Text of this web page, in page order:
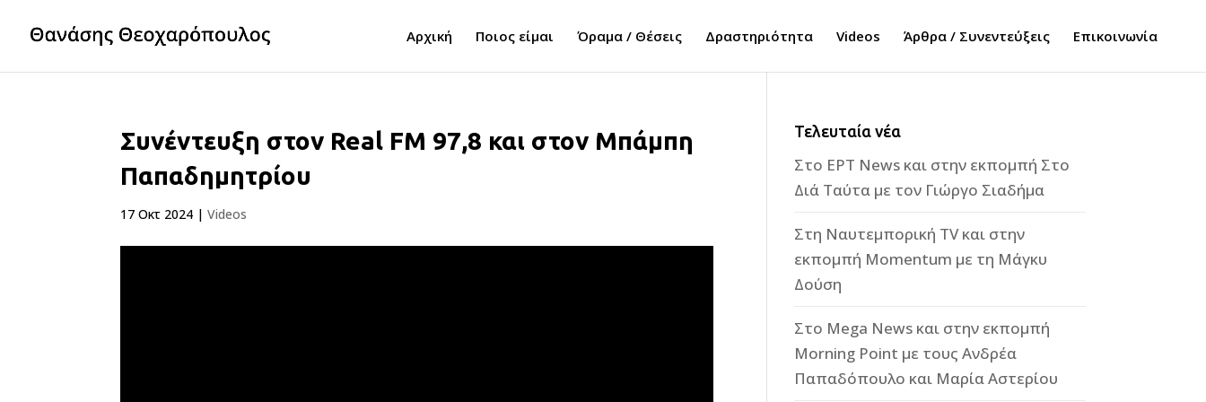
Αρχική Ποιος είμαι Όραμα / Θέσεις Δραστηριότητα Videos Άρθρα / Συνεντεύξεις Επικοινωνία
Συνέντευξη στον Real FM 97,8 και στον Μπάμπη
Παπαδημητρίου
17 Οκτ 2024 |Videos
Τελευταία νέα
Στο ΕΡΤ News και στην εκπομπή Στο
Διά Ταύτα με τον Γιώργο Σιαδήμα
Στη Ναυτεμπορική TV και στην
εκπομπή Momentum με τη Μάγκυ
Δούση
Στο Mega News και στην εκπομπή
Morning Point με τους Ανδρέα
Παπαδόπουλο και Μαρία Αστερίου